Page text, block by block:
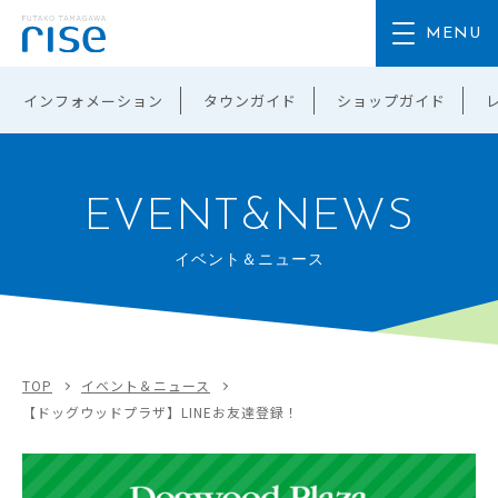
インフォメーション タウンガイド ショップガイド
EVENT&NEWS
イベント＆ニュース
TOP
イベント＆ニュース
【ドッグウッドプラザ】LINEお友達登録！